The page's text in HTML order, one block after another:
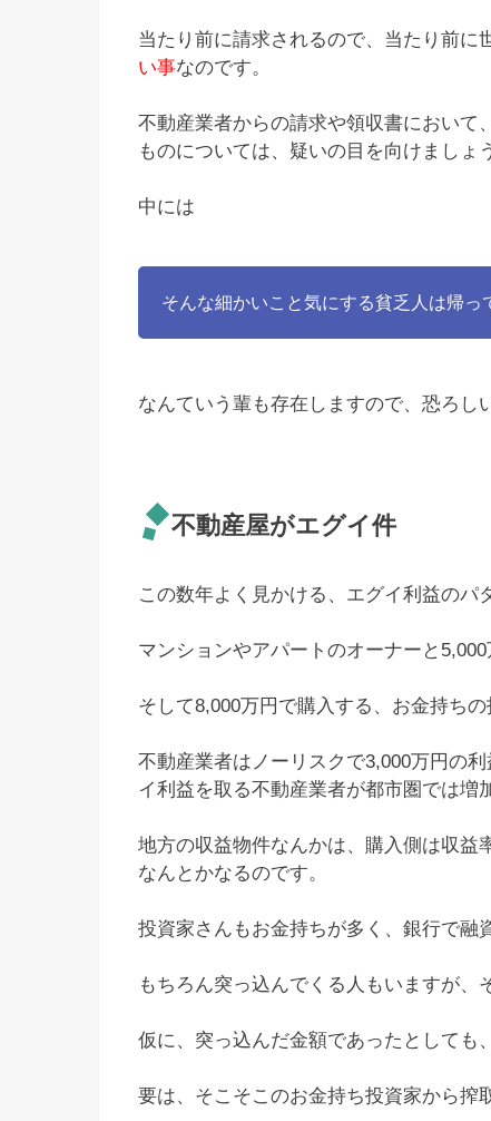
当たり前に請求されるので、当たり前に
い事なのです。
不動産業者からの請求や領収書において
ものについては、疑いの目を向けましょ
中には
そんな細かいこと気にする貧乏人は帰っ
なんていう輩も存在しますので、恐ろし
不動産屋がエグイ件
この数年よく見かける、エグイ利益のパ
マンションやアパートのオーナーと
そして8,000万円で購入する、お金持ちの
不動産業者はノーリスクで3,000万円の
イ利益を取る不動産業者が都市圏では増
地方の収益物件なんかは、購入側は収益
なんとかなるのです。
投資家さんもお金持ちが多く、銀行で融
もちろん突っ込んでくる人もいますが、
仮に、突っ込んだ金額であったとしても
要は、そこそこのお金持ち投資家から搾